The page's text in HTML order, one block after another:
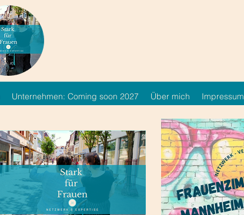
Unternehmen: Coming soon 2027 Über mich Impressum